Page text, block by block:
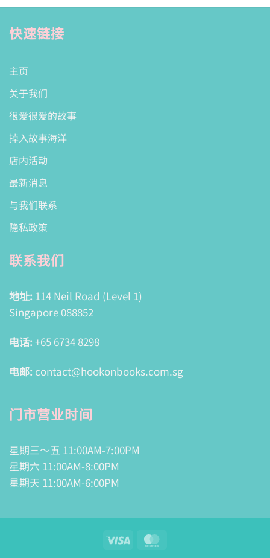
快速链接
主页
关于我们
很爱很爱的故事
掉入故事海洋
店内活动
最新消息
与我们联系
隐私政策
联系我们
地址: 114 Neil Road (Level 1)
Singapore 088852
电话: +65 6734 8298
电邮: contact@hookonbooks.com.sg
门市营业时间
星期三～五 11:00AM-7:00PM
星期六 11:00AM-8:00PM
星期天 11:00AM-6:00PM
Visa